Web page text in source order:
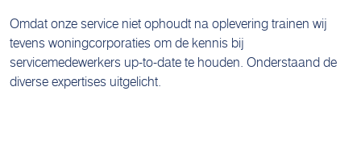
Omdat onze service niet ophoudt na oplevering trainen wij
tevens woningcorporaties om de kennis bij
servicemedewerkers up-to-date te houden. Onderstaand de
diverse expertises uitgelicht.